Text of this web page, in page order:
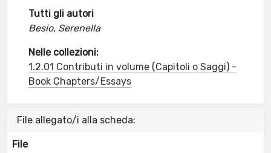
Tutti gli autori
Besio, Serenella
Nelle collezioni:
1.2.01 Contributi in volume (Capitoli o Saggi) -
Book Chapters/Essays
File allegato/i alla scheda:
File